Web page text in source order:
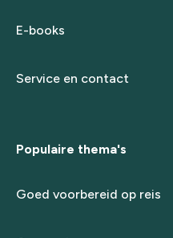
E-books
Service en contact
Populaire thema's
Goed voorbereid op reis